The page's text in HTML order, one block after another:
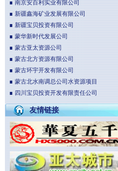
南京安百利实业有限公司
新疆鑫海矿业发展有限公司
新疆宝贝投资有限公司
蒙华新时代发展公司
蒙古亚太资源公司
蒙古北方资源有限公司
蒙古环宇开发有限公司
蒙古北水南调总公司水资源项目
四川宝贝投资开发有限责任公司
友情链接